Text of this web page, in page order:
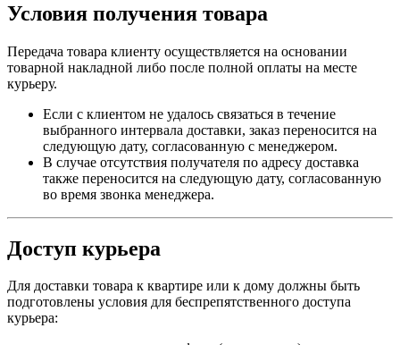
Условия получения товара
Передача товара клиенту осуществляется на основании
товарной накладной либо после полной оплаты на месте
курьеру.
Если с клиентом не удалось связаться в течение
выбранного интервала доставки, заказ переносится на
следующую дату, согласованную с менеджером.
В случае отсутствия получателя по адресу доставка
также переносится на следующую дату, согласованную
во время звонка менеджера.
Доступ курьера
Для доставки товара к квартире или к дому должны быть
подготовлены условия для беспрепятственного доступа
курьера: